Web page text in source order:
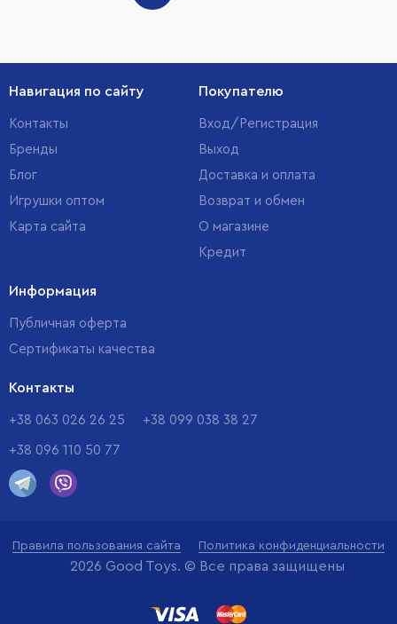
Навигация по сайту
Контакты
Бренды
Блог
Игрушки оптом
Карта сайта
Покупателю
Вход/Регистрация
Выход
Доставка и оплата
Возврат и обмен
О магазине
Кредит
Информация
Публичная оферта
Сертификаты качества
Контакты
+38 063 026 26 25 +38 099 038 38 27
+38 096 110 50 77
Правила пользования сайта Политика конфиденциальности
2026 Good Toys. © Все права защищены